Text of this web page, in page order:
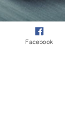
Facebook